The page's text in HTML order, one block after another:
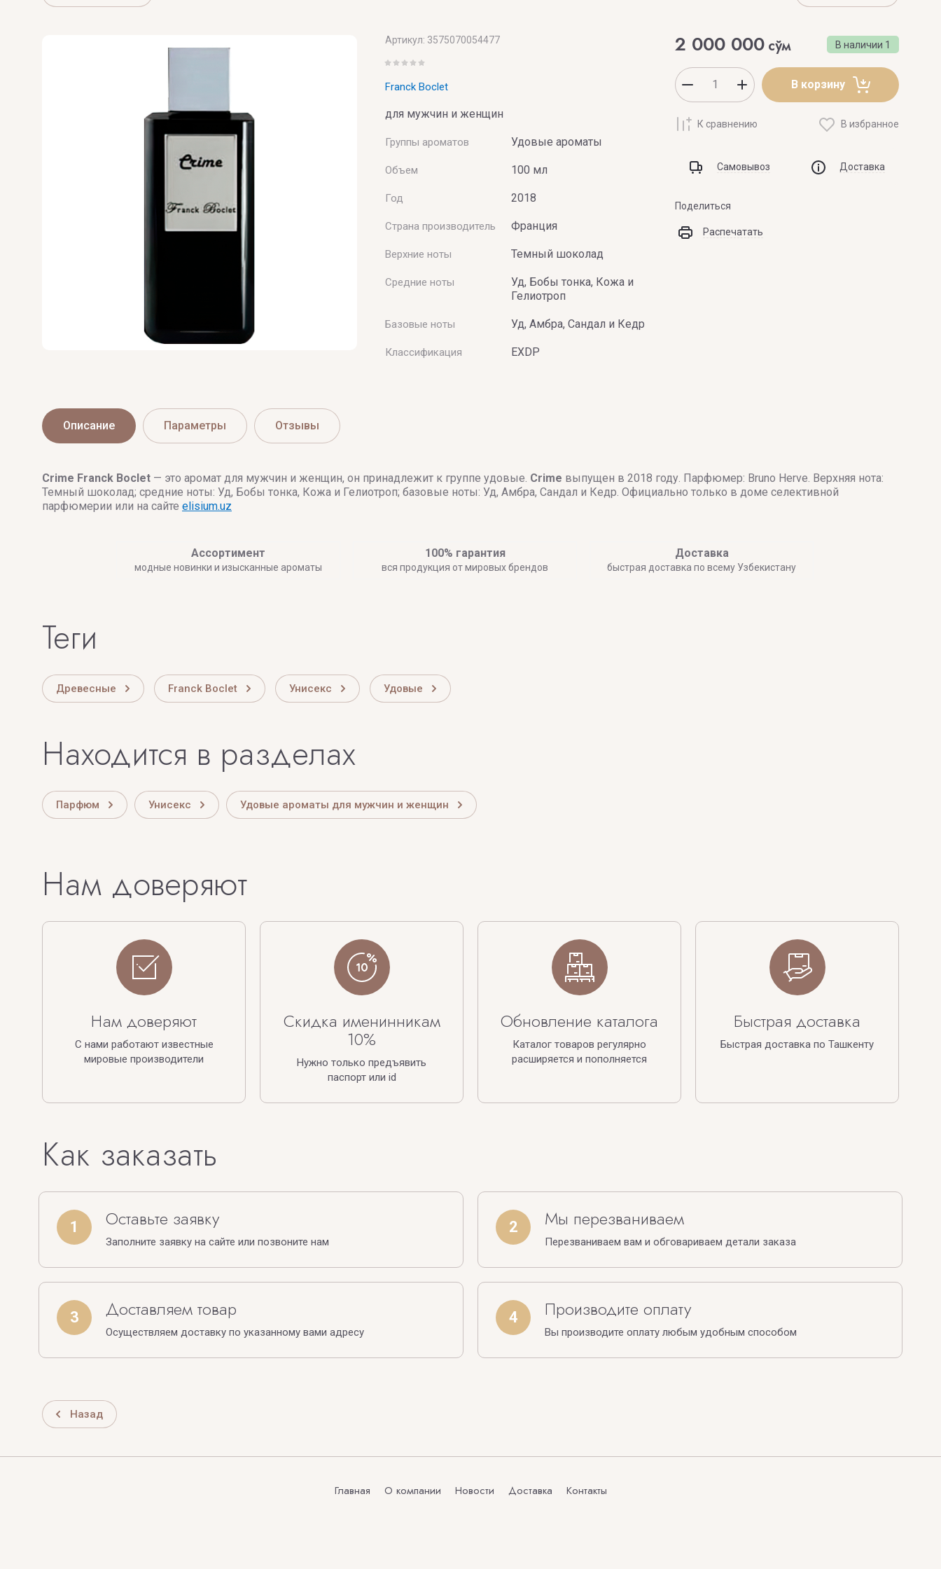
Артикул: 3575070054477
Franck Boclet
для мужчин и женщин
Группы ароматов Удовые ароматы
Объем 100 мл
Год 2018
Страна производитель Франция
Верхние ноты Темный шоколад
Средние ноты
Уд, Бобы тонка, Кожа и
Гелиотроп
Базовые ноты Уд, Амбра, Сандал и Кедр
Классификация EXDP
В наличии 1
2 000 000 сўм
В корзину
К сравнению В избранное
Самовывоз Доставка
Поделиться
Распечатать
Описание Параметры Отзывы
Crime Franck Boclet — это аромат для мужчин и женщин, он принадлежит к группе удовые. Crime выпущен в 2018 году. Парфюмер: Bruno Herve. Верхняя нота:
Темный шоколад; средние ноты: Уд, Бобы тонка, Кожа и Гелиотроп; базовые ноты: Уд, Амбра, Сандал и Кедр. Официально только в доме селективной
парфюмерии или на сайте elisium.uz
Ассортимент
модные новинки и изысканные ароматы
100% гарантия
вся продукция от мировых брендов
Доставка
быстрая доставка по всему Узбекистану
теги
Древесные Franck Boclet Унисекс Удовые
Находится в разделах
Парфюм Унисекс Удовые ароматы для мужчин и женщин
Нам доверяют
Нам доверяют
С нами работают известные
мировые производители
Скидка именинникам
10%
Нужно только предъявить
паспорт или id
Обновление каталога
Каталог товаров регулярно
расширяется и пополняется
Быстрая доставка
Быстрая доставка по Ташкенту
Как заказать
1 Оставьте заявку
Заполните заявку на сайте или позвоните нам
2 Мы перезваниваем
Перезваниваем вам и обговариваем детали заказа
3 Доставляем товар
Осуществляем доставку по указанному вами адресу
4 Производите оплату
Вы производите оплату любым удобным способом
Назад
Главная О компании Новости Доставка Контакты
Victoria's Secret
VIKTOR & ROLF
Vince Camuto